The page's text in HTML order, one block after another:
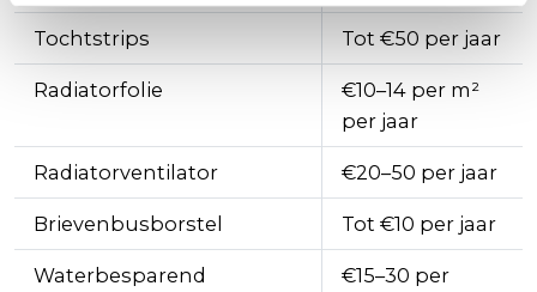
Tochtstrips Tot €50 per jaar
Radiatorfolie
€10–14 per m²
per jaar
Radiatorventilator €20–50 per jaar
Brievenbusborstel Tot €10 per jaar
Waterbesparend
€15–30 per